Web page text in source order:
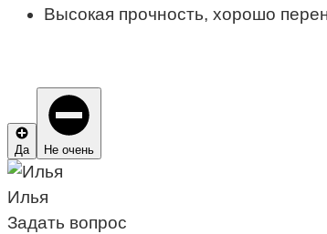
Высокая прочность, хорошо
Да Не очень
Илья
Задать вопрос